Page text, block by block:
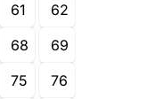
61
62
68
69
75
76